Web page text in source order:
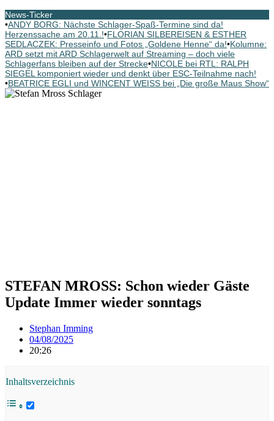
News-Ticker
•ANDY BORG: Nächste Schlager-Spaß-Termine sind da!
Herzenssache am 20.11.!•FLORIAN SILBEREISEN & ESTHER
SEDLACZEK: Presseinfo und Fotos „Goldene Henne“ da!•Kolumne:
ARD setzt mit ARD Schlagerwelt auf Streaming – doch viele
Schlagerfans bleiben auf der Strecke•NICOLE bei RTL: RALPH
SIEGEL komponiert wieder und denkt über ESC-Teilnahme nach!
•BEATRICE EGLI und WINCENT WEISS bei „Die große Maus Show“
STEFAN MROSS: Schon wieder Gäste
Update Immer wieder sonntags
Stephan Imming
04/08/2025
20:26
Inhaltsverzeichnis